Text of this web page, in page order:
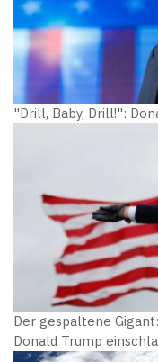
"Drill, Baby, Drill!":
Der gespaltene
Donald Trump